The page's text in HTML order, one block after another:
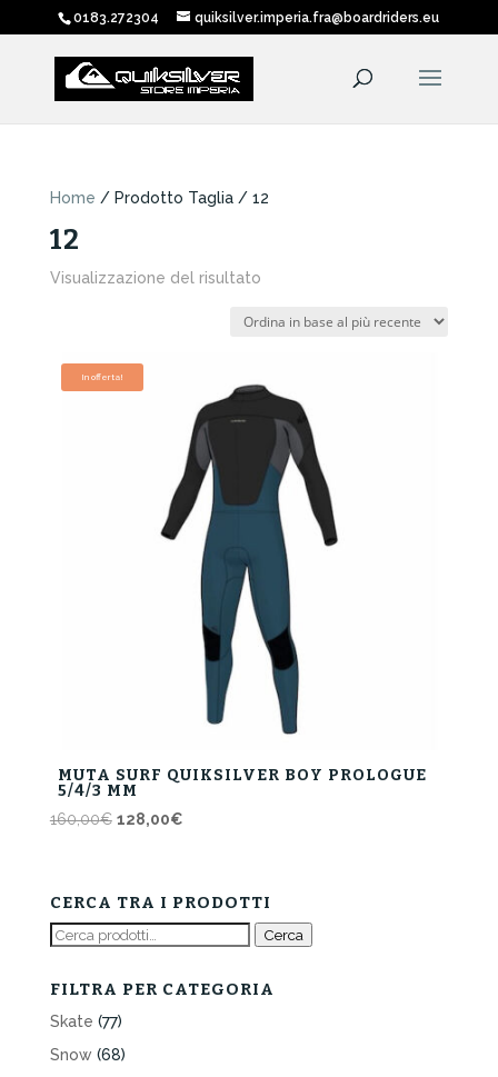
0183.272304 quiksilver.imperia.fra@boardriders.eu
Home / Prodotto Taglia / 12
12
Visualizzazione del risultato
In offerta!
MUTA SURF QUIKSILVER BOY PROLOGUE
5/4/3 MM
160,00€ Il
era:
160,00€.
128,00€Il
è:
128,00€.
CERCA TRA I PRODOTTI
Cerca: Cerca
FILTRA PER CATEGORIA
Skate (77)
Snow (68)